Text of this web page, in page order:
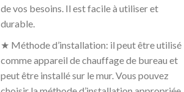
de vos besoins. Il est facile à utiliser et
durable.
★ Méthode d’installation: il peut être utilisé
comme appareil de chauffage de bureau et
peut être installé sur le mur. Vous pouvez